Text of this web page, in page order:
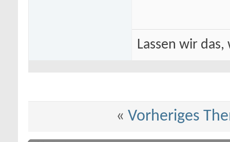
Lassen wir
« Vorheriges